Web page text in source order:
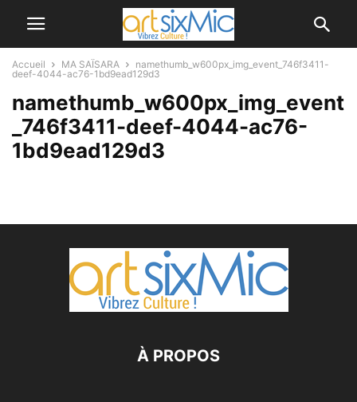
Accueil MA SAÏSARA
namethumb_w600px_img_event_746f3411-
deef-4044-ac76-1bd9ead129d3
namethumb_w600px_img_event
_746f3411-deef-4044-ac76-
1bd9ead129d3
À PROPOS